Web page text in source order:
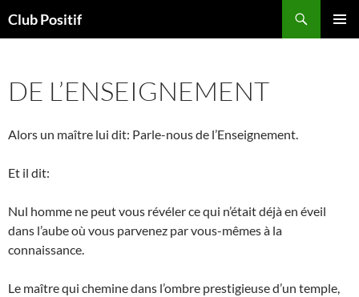
auClub Positif
DE L’ENSEIGNEMENT
Alors un maître lui dit: Parle-nous de l’Enseignement.
Et il dit:
Nul homme ne peut vous révéler ce qui n’était déjà en éveil
dans l’aube où vous parvenez par vous-mêmes à la
connaissance.
Le maître qui chemine dans l’ombre prestigieuse d’un temple,